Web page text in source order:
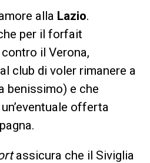
alla Lazio.
per il forfait
il Verona,
club di voler rimanere a
benissimo) e che
offerta
assicura che il Siviglia